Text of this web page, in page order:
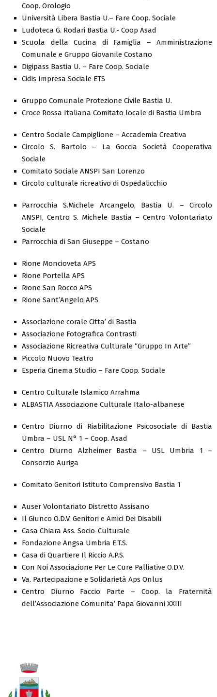
Coop. Orologio
Università Libera Bastia U.– Fare Coop. Sociale
Ludoteca G. Rodari Bastia U.- Coop Asad
Scuola della Cucina di Famiglia – Amministrazione
Comunale e Gruppo Giovanile Costano
Digipass Bastia U. – Fare Coop. Sociale
Cidis Impresa Sociale ETS
Gruppo Comunale Protezione Civile Bastia U.
Croce Rossa Italiana Comitato locale di Bastia Umbra
Centro Sociale Campiglione – Accademia Creativa
Circolo S. Bartolo – La Goccia Società Cooperativa
Sociale
Comitato Sociale ANSPI San Lorenzo
Circolo culturale ricreativo di Ospedalicchio
Parrocchia S.Michele Arcangelo, Bastia U. – Circolo
ANSPI, Centro S. Michele Bastia – Centro Volontariato
Sociale
Parrocchia di San Giuseppe – Costano
Rione Moncioveta APS
Rione Portella APS
Rione San Rocco APS
Rione Sant’Angelo APS
Associazione corale Citta’ di Bastia
Associazione Fotografica Contrasti
Associazione Ricreativa Culturale “Gruppo In Arte”
Piccolo Nuovo Teatro
Esperia Cinema Studio – Fare Coop. Sociale
Centro Culturale Islamico Arrahma
ALBASTIA Associazione Culturale Italo-albanese
Centro Diurno di Riabilitazione Psicosociale di Bastia
Umbra – USL N° 1 – Coop. Asad
Centro Diurno Alzheimer Bastia – USL Umbria 1 –
Consorzio Auriga
Comitato Genitori Istituto Comprensivo Bastia 1
Auser Volontariato Distretto Assisano
Il Giunco O.D.V. Genitori e Amici Dei Disabili
Casa Chiara Ass. Socio-Culturale
Fondazione Angsa Umbria E.T.S.
Casa di Quartiere Il Riccio A.P.S.
Con Noi Associazione Per Le Cure Palliative O.D.V.
Va. Partecipazione e Solidarietà Aps Onlus
Centro Diurno Faccio Parte – Coop. la Fraternità
dell’Associazione Comunita’ Papa Giovanni XXIII